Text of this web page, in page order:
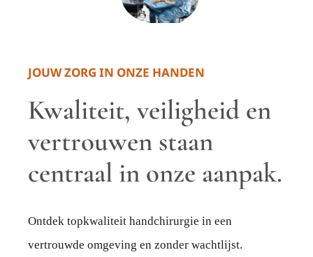
JOUW ZORG IN ONZE HANDEN
Kwaliteit, veiligheid en
vertrouwen staan
centraal in onze aanpak.
Ontdek topkwaliteit handchirurgie in een
vertrouwde omgeving en zonder wachtlijst.